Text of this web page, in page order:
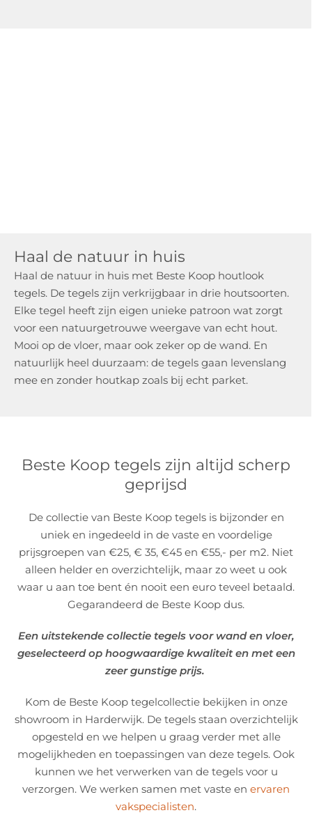
Haal de natuur in huis
Haal de natuur in huis met Beste Koop houtlook
tegels. De tegels zijn verkrijgbaar in drie houtsoorten.
Elke tegel heeft zijn eigen unieke patroon wat zorgt
voor een natuurgetrouwe weergave van echt hout.
Mooi op de vloer, maar ook zeker op de wand. En
natuurlijk heel duurzaam: de tegels gaan levenslang
mee en zonder houtkap zoals bij echt parket.
Beste Koop tegels zijn altijd scherp
geprijsd
De collectie van Beste Koop tegels is bijzonder en
uniek en ingedeeld in de vaste en voordelige
prijsgroepen van €25, € 35, €45 en €55,- per m2. Niet
alleen helder en overzichtelijk, maar zo weet u ook
waar u aan toe bent én nooit een euro teveel betaald.
Gegarandeerd de Beste Koop dus.
Een uitstekende collectie tegels voor wand en vloer,
geselecteerd op hoogwaardige kwaliteit en met een
zeer gunstige prijs.
Kom de Beste Koop tegelcollectie bekijken in onze
showroom in Harderwijk. De tegels staan overzichtelijk
opgesteld en we helpen u graag verder met alle
mogelijkheden en toepassingen van deze tegels. Ook
kunnen we het verwerken van de tegels voor u
verzorgen. We werken samen met vaste en ervaren
vakspecialisten.